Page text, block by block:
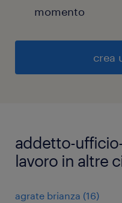
momento
crea
addetto-
lavoro in altre
agrate brianza (16)